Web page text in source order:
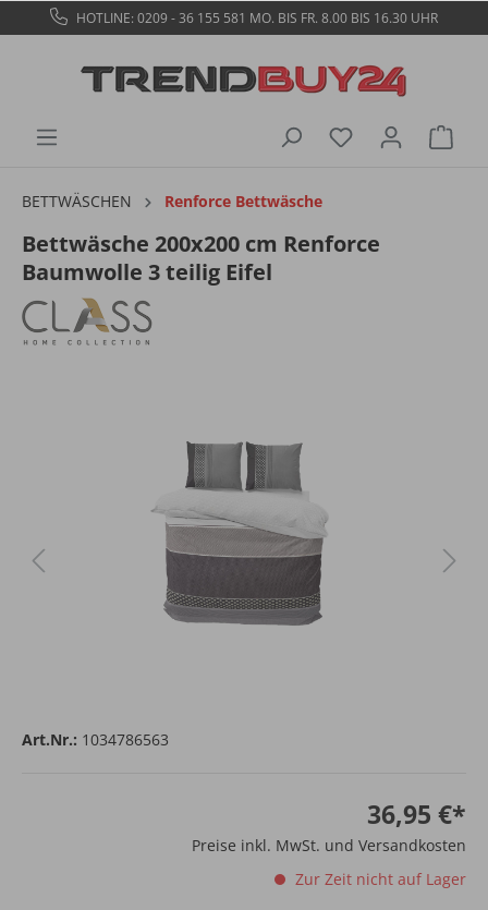
HOTLINE: 0209 - 36 155 581 MO. BIS FR. 8.00 BIS 16.30 UHR
BETTWÄSCHEN Renforce Bettwäsche
Bettwäsche 200x200 cm Renforce
Baumwolle 3 teilig Eifel
Art.Nr.: 1034786563
36,95 €*
Preise inkl. MwSt. und Versandkosten
Zur Zeit nicht auf Lager